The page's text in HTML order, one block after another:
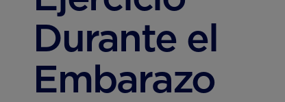
Durante el
Embarazo